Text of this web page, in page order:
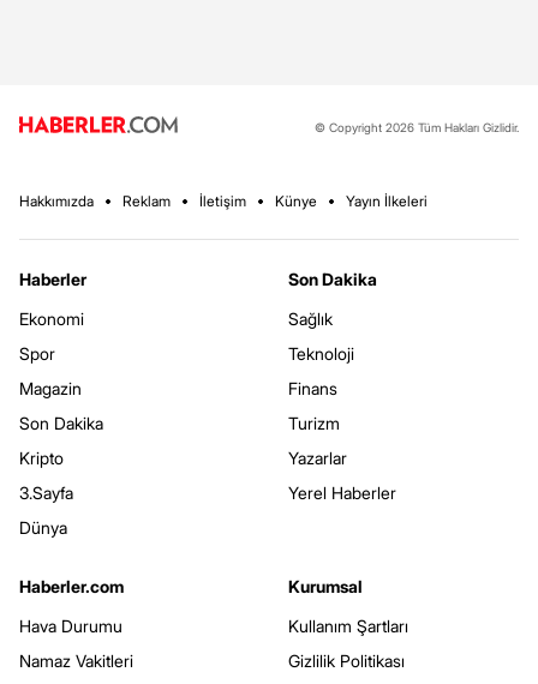
© Copyright 2026 Tüm Hakları Gizlidir.
Hakkımızda Reklam İletişim Künye Yayın İlkeleri
Haberler
Ekonomi
Spor
Magazin
Son Dakika
Kripto
3.Sayfa
Dünya
Son Dakika
Sağlık
Teknoloji
Finans
Turizm
Yazarlar
Yerel Haberler
Haberler.com
Hava Durumu
Namaz Vakitleri
Kurumsal
Kullanım Şartları
Gizlilik Politikası